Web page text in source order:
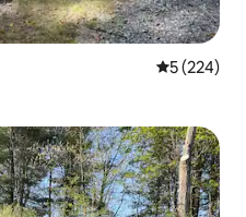
평점 5점(5
5 (224)